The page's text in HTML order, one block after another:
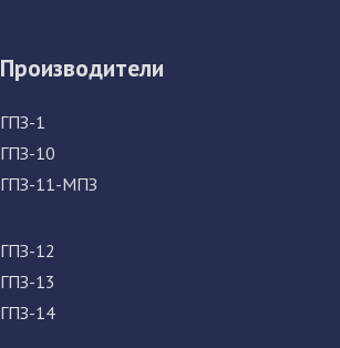
Производители
ГПЗ-1
ГПЗ-10
ГПЗ-11-МПЗ
ГПЗ-12
ГПЗ-13
ГПЗ-14